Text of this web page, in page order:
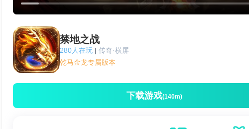
禁地之战
280人在玩 | 传奇·横屏
乾马金龙专属版本
下载游戏(140m)